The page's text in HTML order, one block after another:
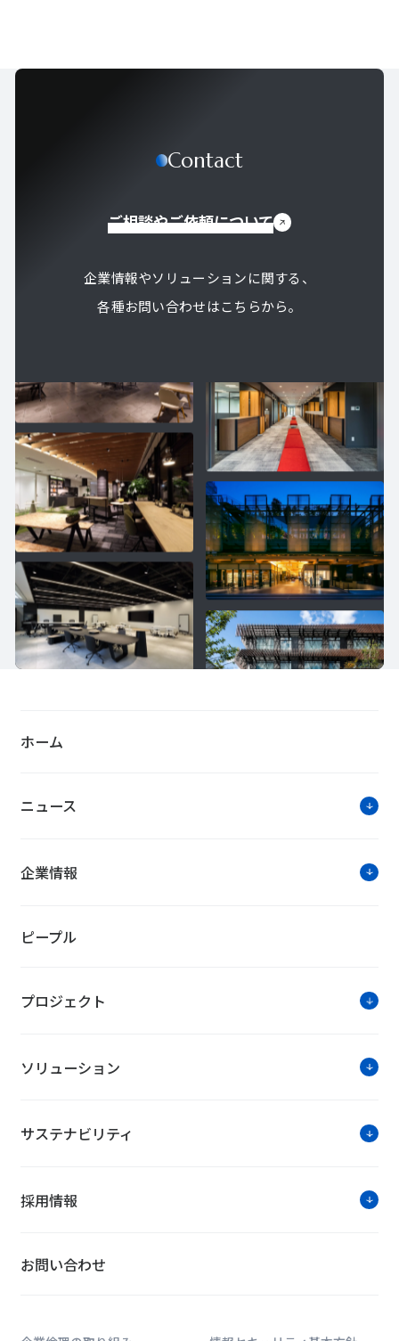
Contact
ご相談やご依頼について
企業情報やソリューションに関する、
各種お問い合わせはこちらから。
ホーム
ニュース
企業情報
ピープル
プロジェクト
ソリューション
サステナビリティ
採用情報
お問い合わせ